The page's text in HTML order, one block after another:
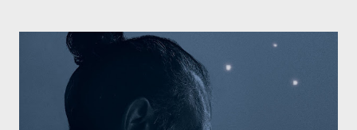
La canzone racconta la difficoltà di creare, e perfino di esistere,
sotto il peso della realtà. Ma lo fa cercando una via d’uscita, una
forma di assoluzione, nel vivere e nel suonare, nel trovare respiro
anche quando l’aria sembra farsi più densa. Il brano è anche una